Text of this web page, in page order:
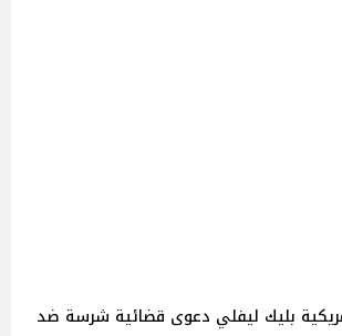
بليك ليفلي دعوى قضائية شرسة ضد